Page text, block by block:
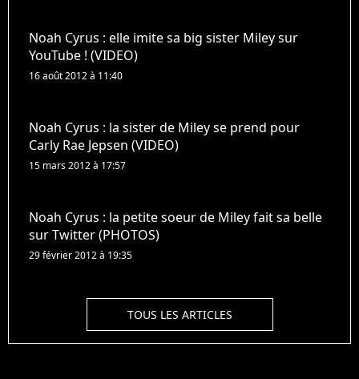
Noah Cyrus : elle imite sa big sister Miley sur
YouTube ! (VIDEO)
16 août 2012 à 11:40
Noah Cyrus : la sister de Miley se prend pour
Carly Rae Jepsen (VIDEO)
15 mars 2012 à 17:57
Noah Cyrus : la petite soeur de Miley fait sa belle
sur Twitter (PHOTOS)
29 février 2012 à 19:35
TOUS LES ARTICLES